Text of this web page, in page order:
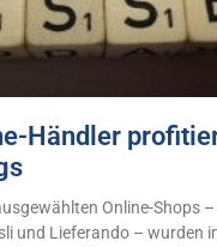
Händler
Online-Shops
und Lieferando – wurden